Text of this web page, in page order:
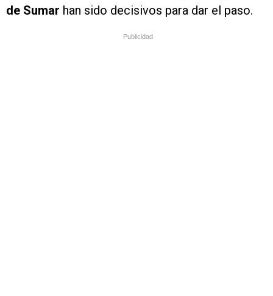
de Sumar han sido decisivos para dar el paso.
Publicidad